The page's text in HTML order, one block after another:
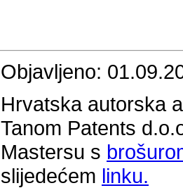
Objavljeno:
Hrvatska autorska
Tanom Patents
Mastersu s
slijedećem linku.